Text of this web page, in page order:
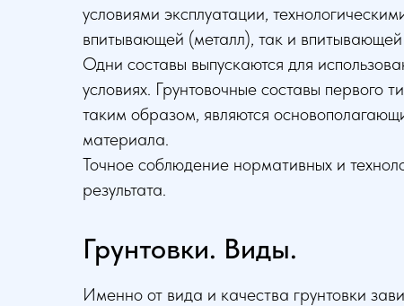
условиями эксплуатации,
впитывающей (металл), так и впитывающей
Одни составы выпускаются для
условиях. Грунтовочные составы первого
таким образом, являются
материала.
Точное соблюдение нормативных и
результата.
Грунтовки. Виды.
Именно от вида и качества грунтовки